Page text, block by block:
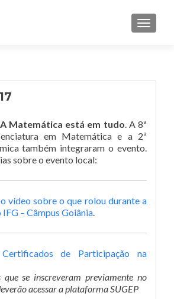
A Matemática está em tudo. A 8ª
em Matemática e a 2ª
também integraram o evento.
sobre o evento local:
vídeo sobre o que rolou durante a
– Câmpus Goiânia.
Certificados de Participação na
que se inscreveram previamente no
acessar a plataforma SUGEP